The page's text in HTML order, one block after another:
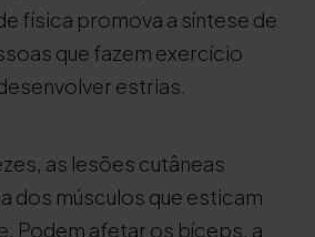
física promova a síntese de
que fazem exercício
estrias.
as lesões cutâneas
dos músculos que esticam
Podem afetar os bíceps, a